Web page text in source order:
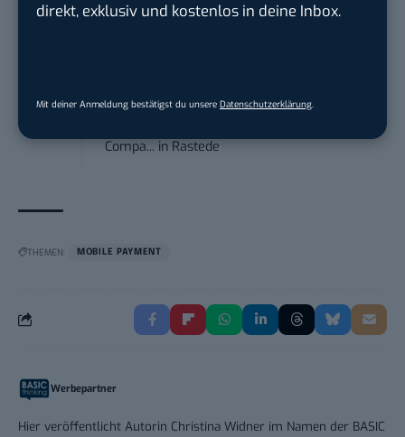
direkt, exklusiv und kostenlos in deine Inbox.
Mit deiner Anmeldung bestätigst du unsere Datenschutzerklärung.
DVGW Deutscher Verein des Gas- und
(m/w/d)
Compa... in Rastede
THEMEN: MOBILE PAYMENT
Werbepartner
Hier veröffentlicht Autorin Christina Widner im Namen der BASIC